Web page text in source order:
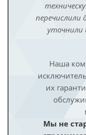
перечислили
Наша
их
Мы не